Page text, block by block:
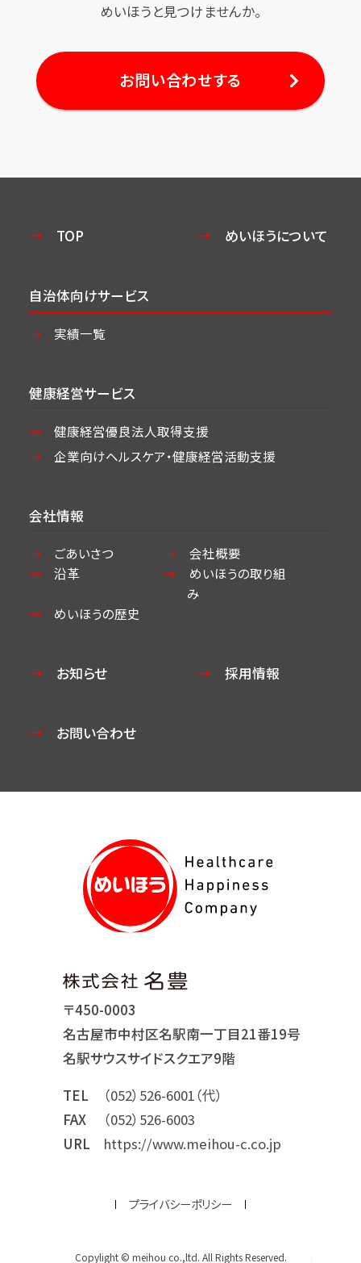
めいほうと見つけませんか。
お問い合わせする
TOP めいほうについて
自治体向けサービス
実績一覧
健康経営サービス
健康経営優良法人取得支援
企業向けヘルスケア・健康経営活動支援
会社情報
ごあいさつ
会社概要
沿革
めいほうの取り組
み
めいほうの歴史
お知らせ 採用情報
お問い合わせ
〒450-0003
名古屋市中村区名駅南一丁目21番19号
名駅サウスサイドスクエア9階
TEL
（052）526-6001（代）
FAX
（052）526-6003
URL
https://www.meihou-c.co.jp
プライバシーポリシー
Copylight © meihou co.,ltd. All Rights Reserved.